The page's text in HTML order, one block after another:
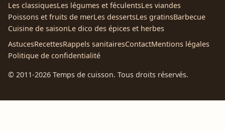
Les classiquesLes légumes et féculentsLes viandes
Poissons et fruits de merLes dessertsLes gratinsBarbecue
Cuisine de saisonLe dico des épices et herbes
AstucesRecettesRappels sanitairesContactMentions légales
Politique de confidentialité
© 2011-2026 Temps de cuisson. Tous droits réservés.